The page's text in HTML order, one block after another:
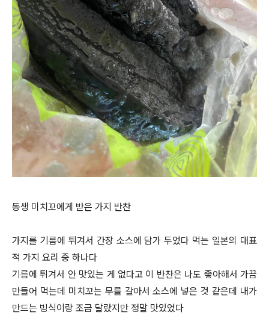
동생 미치꼬에게 받은 가지 반찬
가지를 기름에 튀겨서 간장 소스에 담가 두었다 먹는 일본의 대표
적 가지 요리 중 하나다
기름에 튀겨서 안 맛있는 게 없다고 이 반찬은 나도 좋아해서 가끔
만들어 먹는데 미치꼬는 무를 갈아서 소스에 넣은 것 같은데 내가
만드는 빙식이랑 조금 달랐지만 정말 맛있었다